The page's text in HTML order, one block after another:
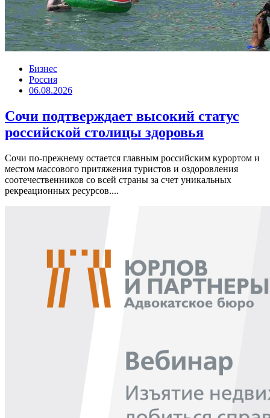
Бизнес
Россия
06.08.2026
Сочи подтверждает высокий статус
российской столицы здоровья
Сочи по-прежнему остается главным российским курортом и
местом массового притяжения туристов и оздоровления
соотечественников со всей страны за счет уникальных
рекреационных ресурсов....